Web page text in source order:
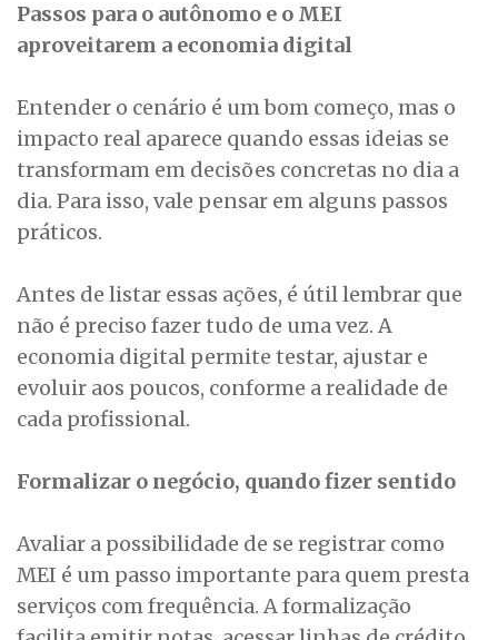
Passos para o autônomo e o MEI
aproveitarem a economia digital
Entender o cenário é um bom começo, mas o
impacto real aparece quando essas ideias se
transformam em decisões concretas no dia a
dia. Para isso, vale pensar em alguns passos
práticos.
Antes de listar essas ações, é útil lembrar que
não é preciso fazer tudo de uma vez. A
economia digital permite testar, ajustar e
evoluir aos poucos, conforme a realidade de
cada profissional.
Formalizar o negócio, quando fizer sentido
Avaliar a possibilidade de se registrar como
MEI é um passo importante para quem presta
serviços com frequência. A formalização